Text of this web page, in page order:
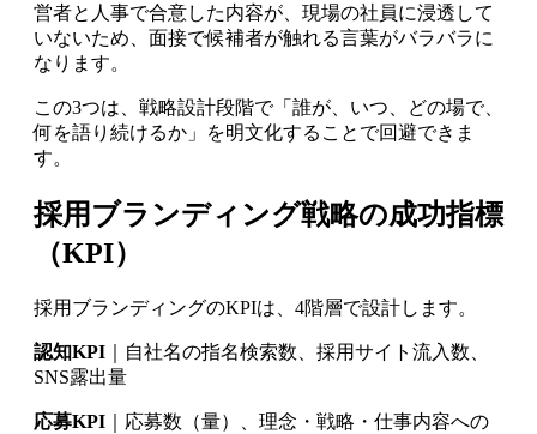
営者と人事で合意した内容が、現場の社員に浸透して
いないため、面接で候補者が触れる言葉がバラバラに
なります。
この3つは、戦略設計段階で「誰が、いつ、どの場で、
何を語り続けるか」を明文化することで回避できま
す。
採用ブランディング戦略の成功指標
（KPI）
採用ブランディングのKPIは、4階層で設計します。
認知KPI ｜自社名の指名検索数、採用サイト流入数、
SNS露出量
応募KPI ｜応募数（量）、理念・戦略・仕事内容への